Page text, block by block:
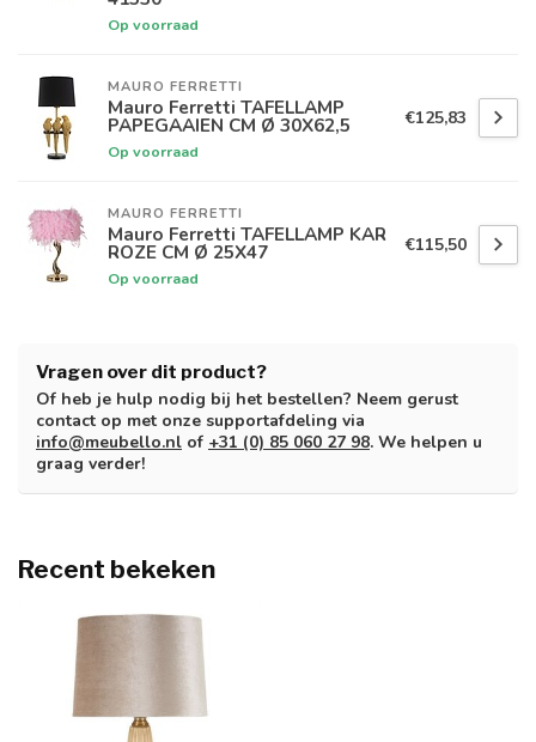
Op voorraad
MAURO FERRETTI
Mauro Ferretti TAFELLAMP
PAPEGAAIEN CM Ø 30X62,5
Op voorraad
€125,83
MAURO FERRETTI
Mauro Ferretti TAFELLAMP KAR
ROZE CM Ø 25X47
Op voorraad
€115,50
Vragen over dit product?
Of heb je hulp nodig bij het bestellen? Neem gerust
contact op met onze supportafdeling via
info@meubello.nl of +31 (0) 85 060 27 98. We helpen u
graag verder!
Recent bekeken